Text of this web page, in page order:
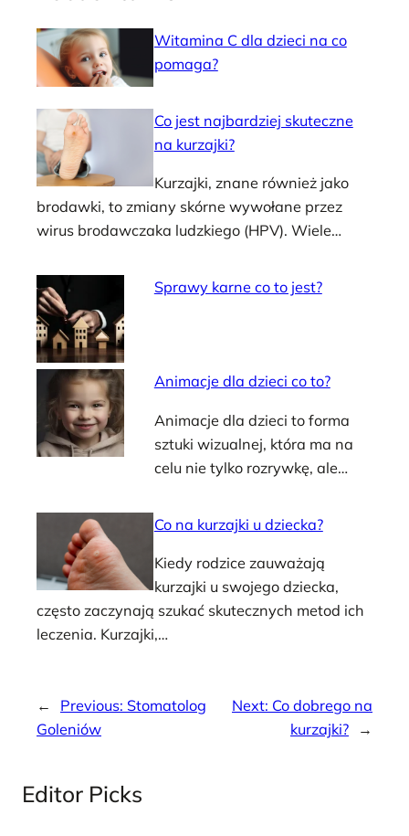
Witamina C dla dzieci na co
pomaga?
Co jest najbardziej skuteczne
na kurzajki?
Kurzajki, znane również jako
brodawki, to zmiany skórne wywołane przez
wirus brodawczaka ludzkiego (HPV). Wiele…
Sprawy karne co to jest?
Animacje dla dzieci co to?
Animacje dla dzieci to forma
sztuki wizualnej, która ma na
celu nie tylko rozrywkę, ale…
Co na kurzajki u dziecka?
Kiedy rodzice zauważają
kurzajki u swojego dziecka,
często zaczynają szukać skutecznych metod ich
leczenia. Kurzajki,…
← Previous: Stomatolog
Goleniów
Next: Co dobrego na
kurzajki?
→
Editor Picks